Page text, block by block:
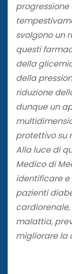
svolgono un
questi
della
della
riduzione
dunque un
protettivo su
Alla luce di
Medico di
identificare
pazienti
malattia,
migliorare la